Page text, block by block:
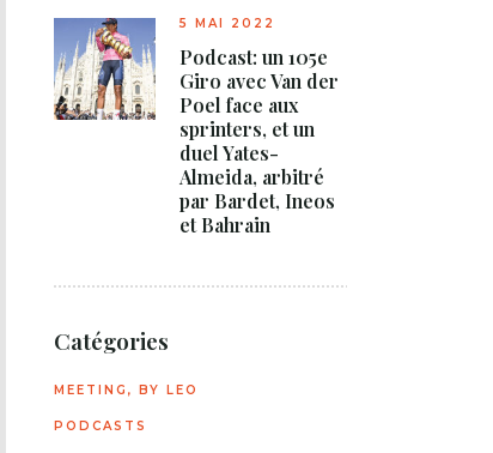
5 MAI 2022
Podcast: un 105e
Giro avec Van der
Poel face aux
sprinters, et un
duel Yates-
Almeida, arbitré
par Bardet, Ineos
et Bahrain
Catégories
MEETING, BY LEO
PODCASTS